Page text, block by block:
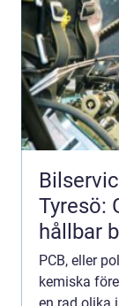
Tyresö:
hållbar
PCB, eller
kemiska